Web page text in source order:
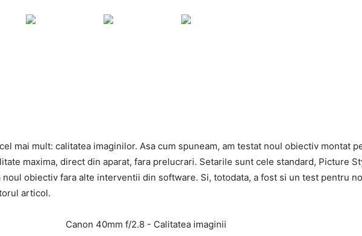
mai mult: calitatea imaginilor. Asa cum spuneam, am testat noul obiectiv montat
maxima, direct din aparat, fara prelucrari. Setarile sunt cele standard, Picture
obiectiv fara alte interventii din software. Si, totodata, a fost si un test pentru
articol.